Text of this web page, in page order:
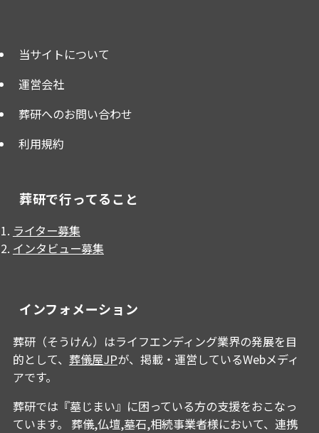
当サイトについて
運営会社
葬研へのお問い合わせ
利用規約
葬研で行ってること
ライター募集
インタビュー募集
インフォメーション
葬研（そうけん）はライフエンディング業界の発展を目
的として、 葬儀屋JPが、掲載・運営しているWebメディ
アです。
葬研では『墓じまい』に困っている方の支援をおこなっ
ています。 葬儀,仏壇,墓石,相続事業者様において、連携